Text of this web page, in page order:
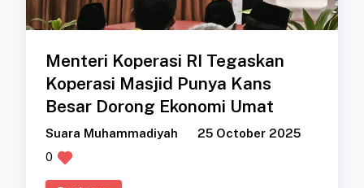
Menteri Koperasi RI Tegaskan
Koperasi Masjid Punya Kans
Besar Dorong Ekonomi Umat
Suara Muhammadiyah
25 October 2025
0